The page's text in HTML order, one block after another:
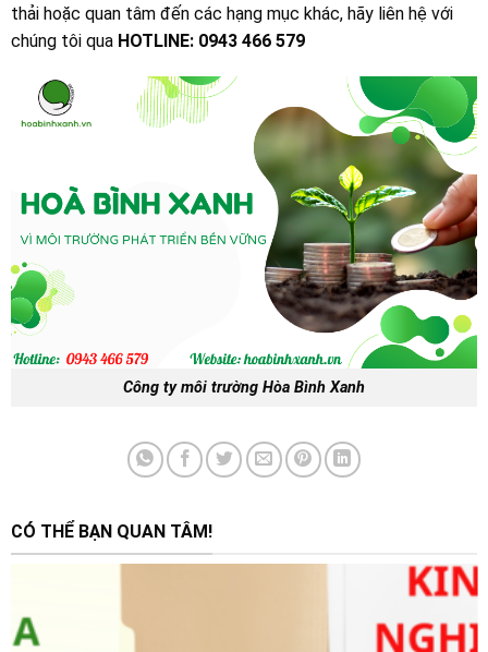
thải hoặc quan tâm đến các hạng mục khác, hãy liên hệ với
chúng tôi qua HOTLINE: 0943 466 579
Công ty môi trường Hòa Bình Xanh
CÓ THỂ BẠN QUAN TÂM!